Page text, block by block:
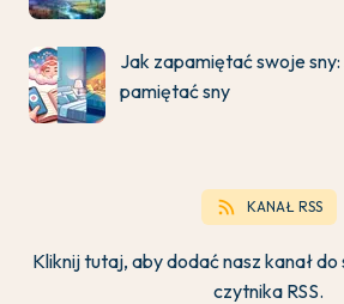
Jak zapamiętać swoje
pamiętać sny
rss_feed KANAŁ RSS
Kliknij tutaj, aby dodać nasz kanał
czytnika RSS.